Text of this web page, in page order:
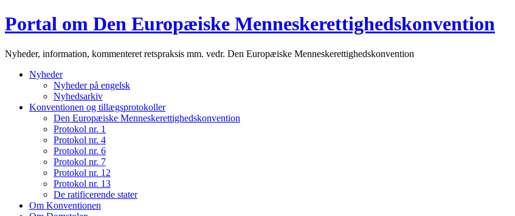
Portal om Den Europæiske Menneskerettighedskonvention
Nyheder, information, kommenteret retspraksis mm. vedr. Den Europæiske Menneskerettighedskonvention
Nyheder
Nyheder på engelsk
Nyhedsarkiv
Konventionen og tillægsprotokoller
Den Europæiske Menneskerettighedskonvention
Protokol nr. 1
Protokol nr. 4
Protokol nr. 6
Protokol nr. 7
Protokol nr. 12
Protokol nr. 13
De ratificerende stater
Om Konventionen